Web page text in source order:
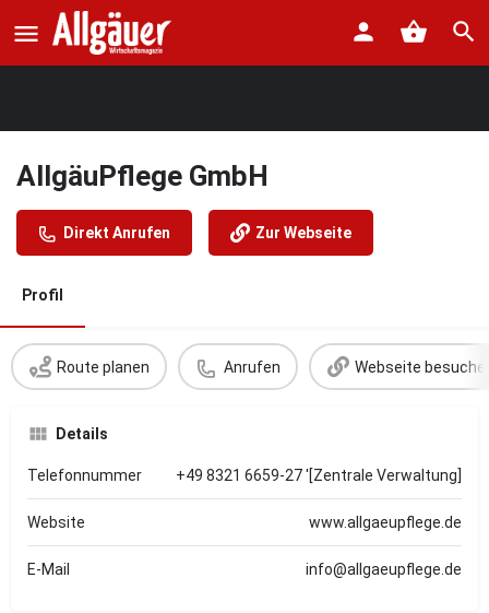
AllgäuPflege GmbH
Direkt Anrufen Zur Webseite
Profil
Route planen Anrufen Webseite
Details
Telefonnummer +49 8321 6659-27 '[Zentrale Verwaltung]
Website www.allgaeupflege.de
E-Mail info@allgaeupflege.de